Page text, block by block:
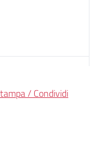
/ Condividi